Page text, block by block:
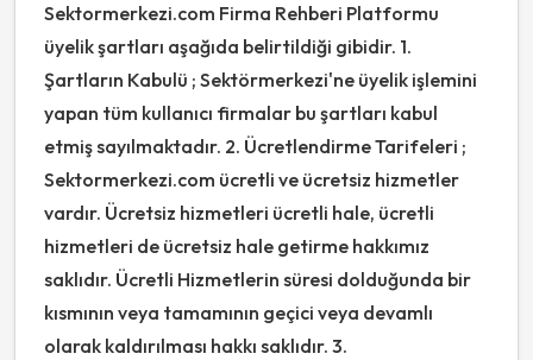
Sektormerkezi.com Firma Rehberi Platformu
üyelik şartları aşağıda belirtildiği gibidir. 1.
Şartların Kabulü ; Sektörmerkezi'ne üyelik işlemini
yapan tüm kullanıcı firmalar bu şartları kabul
etmiş sayılmaktadır. 2. Ücretlendirme Tarifeleri ;
Sektormerkezi.com ücretli ve ücretsiz hizmetler
vardır. Ücretsiz hizmetleri ücretli hale, ücretli
hizmetleri de ücretsiz hale getirme hakkımız
saklıdır. Ücretli Hizmetlerin süresi dolduğunda bir
kısmının veya tamamının geçici veya devamlı
olarak kaldırılması hakkı saklıdır. 3.